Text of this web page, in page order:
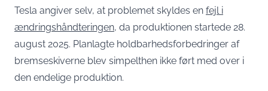
Tesla angiver selv, at problemet skyldes en fejl i
ændringshåndteringen, da produktionen startede 28.
august 2025. Planlagte holdbarhedsforbedringer af
bremseskiverne blev simpelthen ikke ført med over i
den endelige produktion.